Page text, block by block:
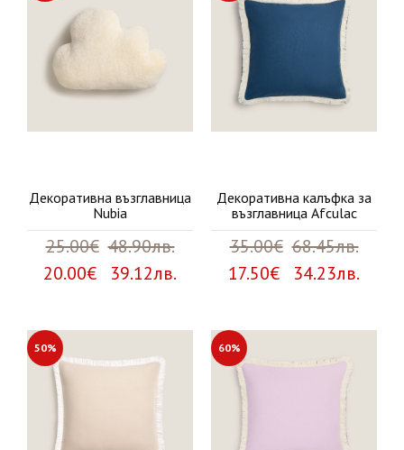
Декоративна възглавница
Nubia
25.00€ 48.90лв.
20.00€ 39.12лв.
Декоративна калъфка за
възглавница Afculac
35.00€ 68.45лв.
17.50€ 34.23лв.
50% 60%